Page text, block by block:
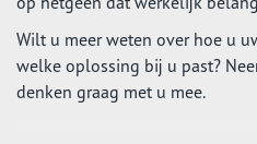
Wilt u meer weten over hoe u
welke oplossing bij u past?
denken graag met u mee.